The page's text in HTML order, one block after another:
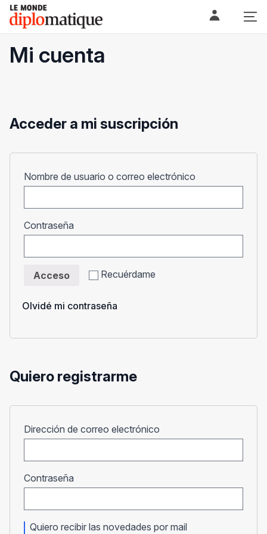
Skip
content
Le monde diplomatique
Mi cuenta
Acceder a mi suscripción
Nombre de usuario o correo electrónico
Contraseña
Recuérdame
Acceso
Olvidé mi contraseña
Quiero registrarme
Dirección de correo electrónico
Contraseña
Quiero recibir las novedades por mail